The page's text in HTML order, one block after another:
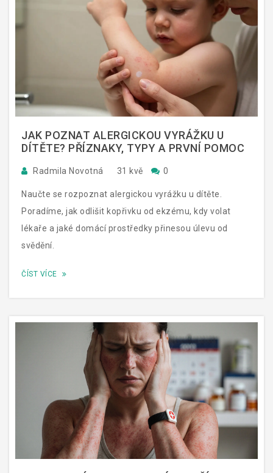
JAK POZNAT ALERGICKOU VYRÁŽKU U
DÍTĚTE? PŘÍZNAKY, TYPY A PRVNÍ POMOC
Radmila Novotná 31 kvě 0
Naučte se rozpoznat alergickou vyrážku u dítěte.
Poradíme, jak odlišit kopřivku od ekzému, kdy volat
lékaře a jaké domácí prostředky přinesou úlevu od
svědění.
ČÍST VÍCE